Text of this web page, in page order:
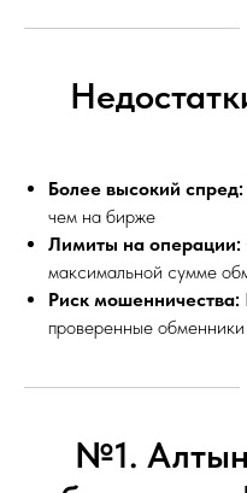
Более высокий спред:
чем на бирже
Лимиты на операции:
максимальной сумме
Риск мошенничества:
проверенные
№1.